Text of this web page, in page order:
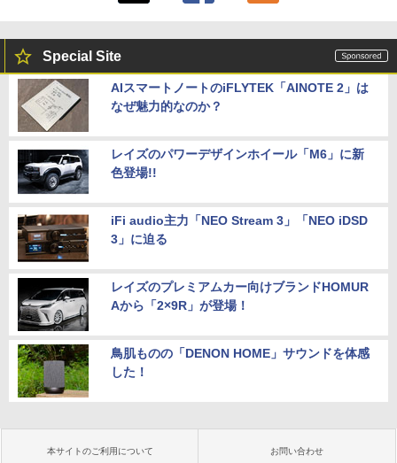
Special Site
AIスマートノートのiFLYTEK「AINOTE 2」は
なぜ魅力的なのか？
レイズのパワーデザインホイール「M6」に新
色登場!!
iFi audio主力「NEO Stream 3」「NEO iDSD
3」に迫る
レイズのプレミアムカー向けブランドHOMUR
Aから「2×9R」が登場！
鳥肌ものの「DENON HOME」サウンドを体感
した！
本サイトのご利用について お問い合わせ